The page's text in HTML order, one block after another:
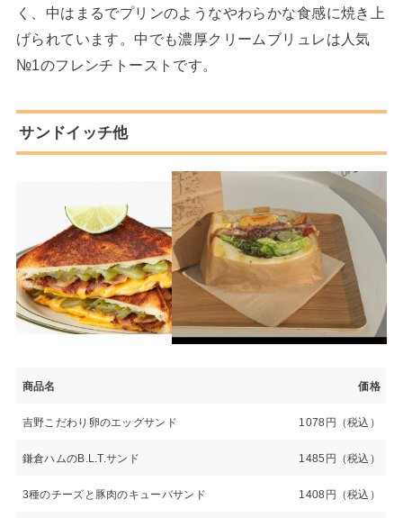
く、中はまるでプリンのようなやわらかな食感に焼き上
げられています。中でも濃厚クリームブリュレは人気
№1のフレンチトーストです。
サンドイッチ他
商品名 価格
吉野こだわり卵のエッグサンド 1078円（税込）
鎌倉ハムのB.L.T.サンド 1485円（税込）
3種のチーズと豚肉のキューバサンド 1408円（税込）